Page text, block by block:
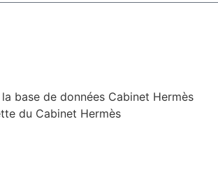
base de données Cabinet Hermès
du Cabinet Hermès